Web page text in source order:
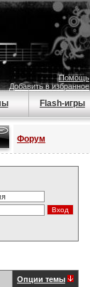
Помощь
Добавить в избранное
Flash-игры
Форум
Опции темы